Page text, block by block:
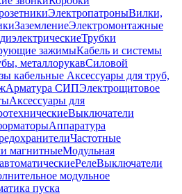
ЭлектропатроныВилки,
ЗаземлениеЭлектромонтажные
Трубки
зажимыКабель и системы
металлорукавСиловой
кабельные Аксессуары для труб,
Арматура СИПЭлектрощитовое
Аксессуары для
Выключатели
Аппаратура
Частотные
магнитныеМодульная
РелеВыключатели
модульное
пуска